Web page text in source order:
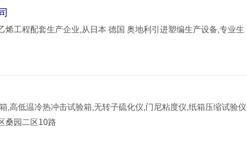
烯工程配套生产企业,从日本 德国 奥地利引进塑编生产设备,专业生
,高低温冷热冲击试验箱,无转子硫化仪,门尼粘度仪,纸箱压缩试验仪,
桑园二区10路